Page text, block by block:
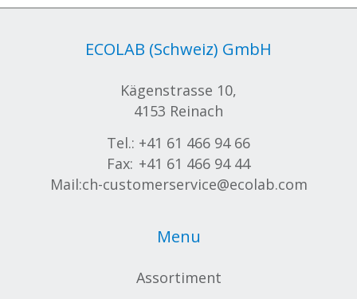
ECOLAB (Schweiz) GmbH
Kägenstrasse 10,
4153 Reinach
Tel.: +41 61 466 94 66
Fax: +41 61 466 94 44
Mail:ch-customerservice@ecolab.com
Menu
Assortiment